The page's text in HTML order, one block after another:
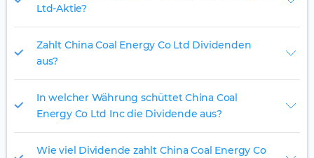
Ltd-Aktie?
Zahlt China Coal Energy Co Ltd Dividenden
aus?
In welcher Währung schüttet China Coal
Energy Co Ltd Inc die Dividende aus?
Wie viel Dividende zahlt China Coal Energy Co